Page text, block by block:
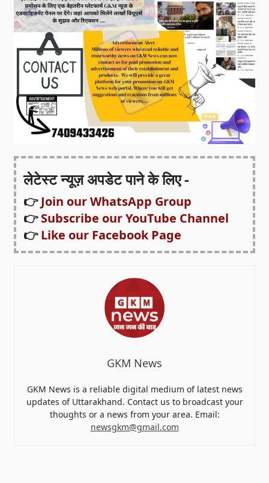
लेटेस्ट न्यूज़ अपडेट पाने के लिए -
👉Join our WhatsApp Group
👉Subscribe our YouTube Channel
👉Like our Facebook Page
GKM News
GKM News is a reliable digital medium of latest news
updates of Uttarakhand. Contact us to broadcast your
thoughts or a news from your area. Email:
newsgkm@gmail.com